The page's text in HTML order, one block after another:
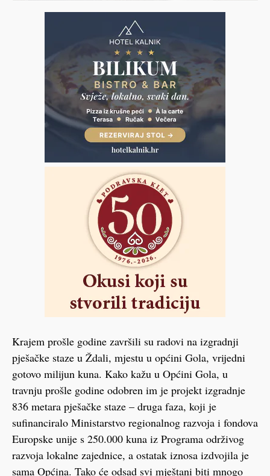
Krajem prošle godine završili su radovi na izgradnji
pješačke staze u Ždali, mjestu u općini Gola, vrijedni
gotovo milijun kuna. Kako kažu u Općini Gola, u
travnju prošle godine odobren im je projekt izgradnje
836 metara pješačke staze – druga faza, koji je
sufinanciralo Ministarstvo regionalnog razvoja i fondova
Europske unije s 250.000 kuna iz Programa održivog
razvoja lokalne zajednice, a ostatak iznosa izdvojila je
sama Općina. Tako će odsad svi mještani biti mnogo